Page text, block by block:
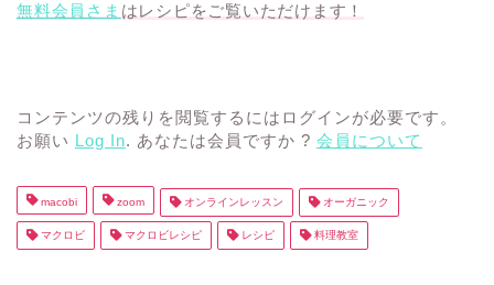
無料会員さま はレシピをご覧いただけます！
コンテンツの残りを閲覧するにはログインが必要です。
お願い Log In. あなたは会員ですか ? 会員について
macobi zoom オンラインレッスン オーガニック
マクロビ マクロビレシピ レシピ 料理教室